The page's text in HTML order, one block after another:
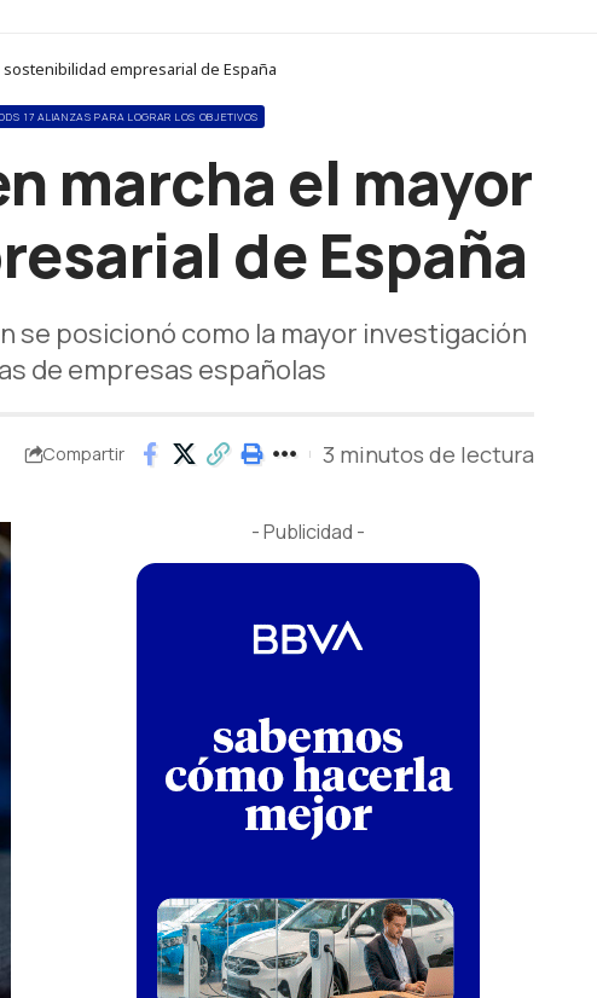
empresarial de España
17 ALIANZAS PARA LOGRAR LOS OBJETIVOS
marcha el mayor
de España
se posicionó como la mayor investigación
de empresas españolas
Compartir 3 minutos de lectura
- Publicidad -